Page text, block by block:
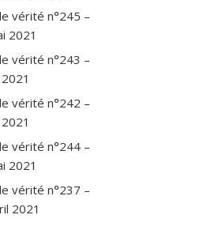
vérité n°245 –
2021
vérité n°243 –
vérité n°242 –
vérité n°244 –
2021
vérité n°237 –
2021